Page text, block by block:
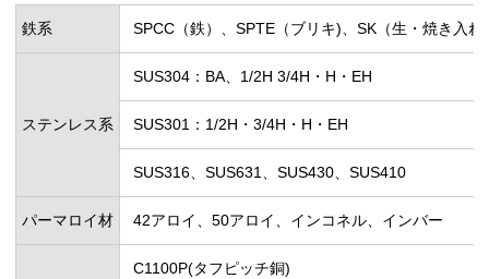
鉄系 SPCC（鉄）、SPTE（ブリキ)、SK（生・焼き入れ
ステンレス系
SUS304：BA、1/2H 3/4H・H・EH
SUS301：1/2H・3/4H・H・EH
SUS316、SUS631、SUS430、SUS410
パーマロイ材 42アロイ、50アロイ、インコネル、インバー
C1100P(タフピッチ銅)